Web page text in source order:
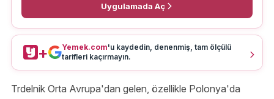
Uygulamada Aç
+ Yemek.com'u kaydedin, denenmiş, tam ölçülü
tarifleri kaçırmayın.
Trdelnik Orta Avrupa'dan gelen, özellikle Polonya'da